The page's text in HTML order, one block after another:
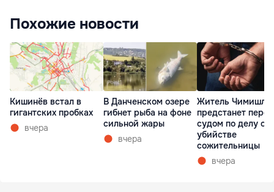
Похожие новости
Кишинёв встал в
гигантских пробках
вчера
В Данченском озере
гибнет рыба на фоне
сильной жары
вчера
Житель
предстанет перед
судом по делу об
убийстве
сожительницы
вчера